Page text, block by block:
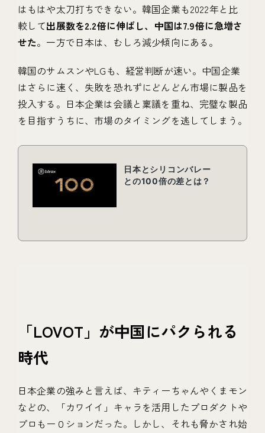
はもはや太刀打ちできない。韓国企業も2022年と比
較して出展数を2.2倍に伸ばし、中国は7.9倍に急増さ
せた。一方で日本は、むしろ減少傾向にある。
韓国のサムスンやLGも、経営判断が速い。中国企業
はさらに速く、失敗を恐れずにどんどん市場に製品を
投入する。日本企業は会議と稟議を重ね、完璧な製品
を目指すうちに、市場のタイミングを逃してしまう。
「LOVOT」が中国にパクられる
時代
日本企業の強みと言えば、キティーちゃんやくまモン
などの、「カワイイ」キャラを活用したプロダクトや
プロもー０ションだった。しかし、それも脅かされ始